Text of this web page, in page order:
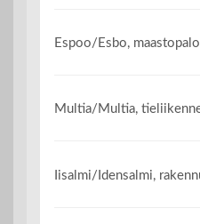
Espoo/Esbo,
Multia/Multia,
Iisalmi/Idensalmi,